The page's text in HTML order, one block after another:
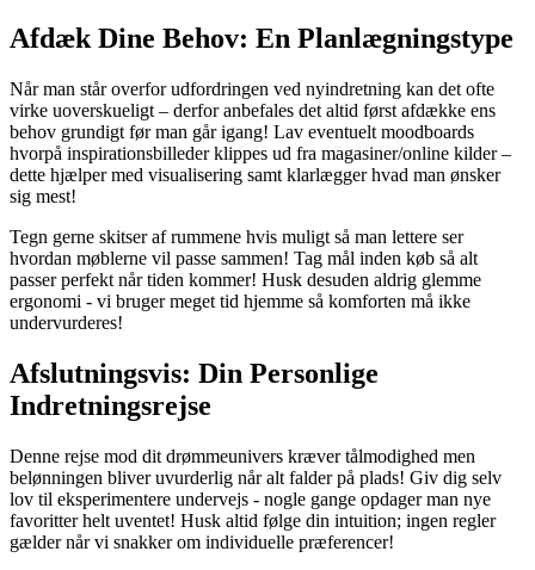
Afdæk Dine Behov: En Planlægningstype
Når man står overfor udfordringen ved nyindretning kan det ofte
virke uoverskueligt – derfor anbefales det altid først afdække ens
behov grundigt før man går igang! Lav eventuelt moodboards
hvorpå inspirationsbilleder klippes ud fra magasiner/online kilder –
dette hjælper med visualisering samt klarlægger hvad man ønsker
sig mest!
Tegn gerne skitser af rummene hvis muligt så man lettere ser
hvordan møblerne vil passe sammen! Tag mål inden køb så alt
passer perfekt når tiden kommer! Husk desuden aldrig glemme
ergonomi - vi bruger meget tid hjemme så komforten må ikke
undervurderes!
Afslutningsvis: Din Personlige
Indretningsrejse
Denne rejse mod dit drømmeunivers kræver tålmodighed men
belønningen bliver uvurderlig når alt falder på plads! Giv dig selv
lov til eksperimentere undervejs - nogle gange opdager man nye
favoritter helt uventet! Husk altid følge din intuition; ingen regler
gælder når vi snakker om individuelle præferencer!